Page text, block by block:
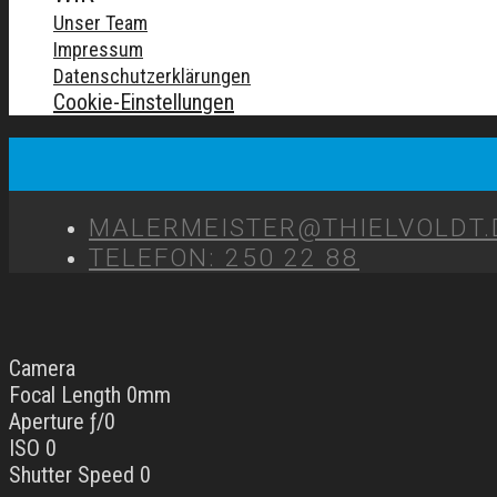
Unser Team
Impressum
Datenschutzerklärungen
Cookie-Einstellungen
TELEFON: 250 22 88
Camera
Focal Length 0mm
Aperture ƒ/0
ISO 0
Shutter Speed 0